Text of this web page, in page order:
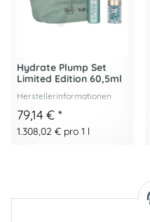
Hydrate Plump Set
Limited Edition 60,5ml
Herstellerinformationen
79,14 € *
1.308,02 € pro 1 l